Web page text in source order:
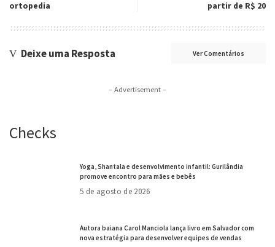
ortopedia
partir de R$ 20
Deixe uma Resposta Ver Comentários
– Advertisement –
Checks
Yoga, Shantala e desenvolvimento infantil: Gurilândia
promove encontro para mães e bebês
5 de agosto de 2026
Autora baiana Carol Manciola lança livro em Salvador com
nova estratégia para desenvolver equipes de vendas